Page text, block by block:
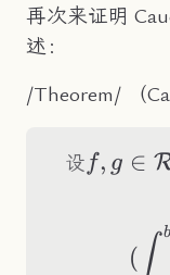
再次来证明
述：
/Theorem/ （
设 f, g ∈
( ∫ b